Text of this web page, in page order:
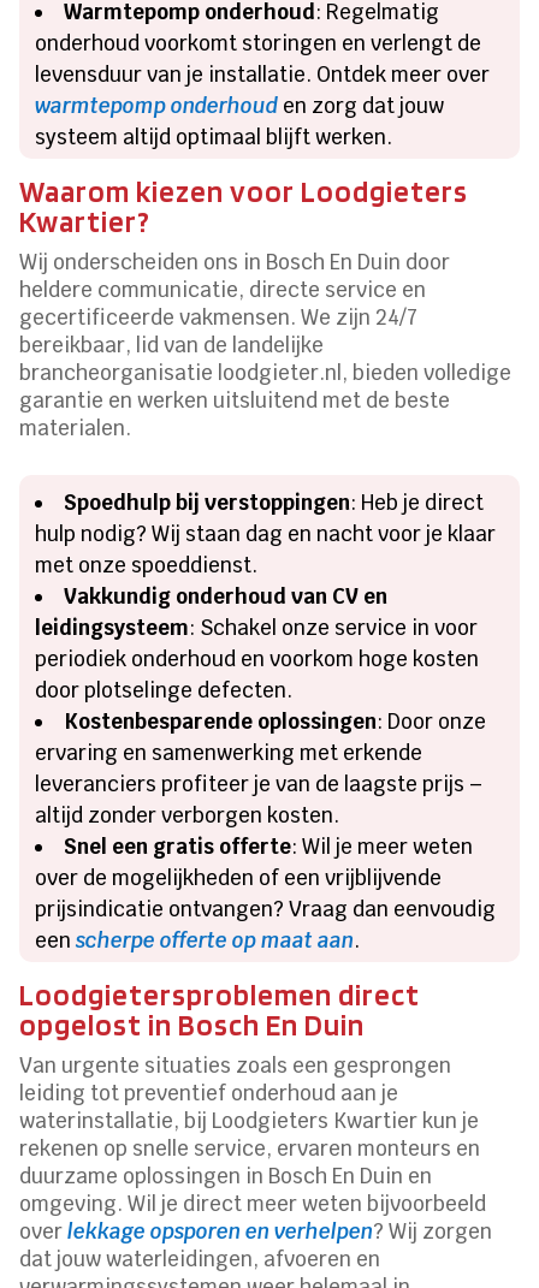
Warmtepomp onderhoud: Regelmatig
onderhoud voorkomt storingen en verlengt de
levensduur van je installatie. Ontdek meer over
warmtepomp onderhoud en zorg dat jouw
systeem altijd optimaal blijft werken.
Waarom kiezen voor Loodgieters
Kwartier?
Wij onderscheiden ons in Bosch En Duin door
heldere communicatie, directe service en
gecertificeerde vakmensen. We zijn 24/7
bereikbaar, lid van de landelijke
brancheorganisatie loodgieter.nl, bieden volledige
garantie en werken uitsluitend met de beste
materialen.
Spoedhulp bij verstoppingen: Heb je direct
hulp nodig? Wij staan dag en nacht voor je klaar
met onze spoeddienst.
Vakkundig onderhoud van CV en
leidingsysteem: Schakel onze service in voor
periodiek onderhoud en voorkom hoge kosten
door plotselinge defecten.
Kostenbesparende oplossingen: Door onze
ervaring en samenwerking met erkende
leveranciers profiteer je van de laagste prijs –
altijd zonder verborgen kosten.
Snel een gratis offerte: Wil je meer weten
over de mogelijkheden of een vrijblijvende
prijsindicatie ontvangen? Vraag dan eenvoudig
eenscherpe offerte op maat aan.
Loodgietersproblemen direct
opgelost in Bosch En Duin
Van urgente situaties zoals een gesprongen
leiding tot preventief onderhoud aan je
waterinstallatie, bij Loodgieters Kwartier kun je
rekenen op snelle service, ervaren monteurs en
duurzame oplossingen in Bosch En Duin en
omgeving. Wil je direct meer weten bijvoorbeeld
overlekkage opsporen en verhelpen? Wij zorgen
dat jouw waterleidingen, afvoeren en